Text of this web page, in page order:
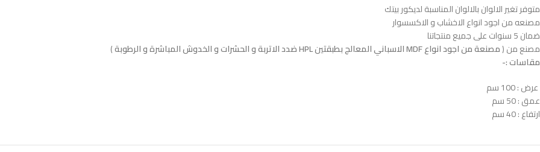
متوفر تغير الالوان بالالوان المناسبة لديكور بيتك
مصنعه من اجود انواع الاخشاب و الاكسسوار
ضمان 5 سنوات على جميع منتجاتنا
مصنع من (مصنعة من اجود انواع MDF الاسباني المعالج بطبقتين HPL ضدد الاتربة و الحشرات و الخدوش المباشرة و الرطوبة
)
مقاسات :-
عرض : 100 سم
عمق : 50 سم
ارتفاع : 40 سم